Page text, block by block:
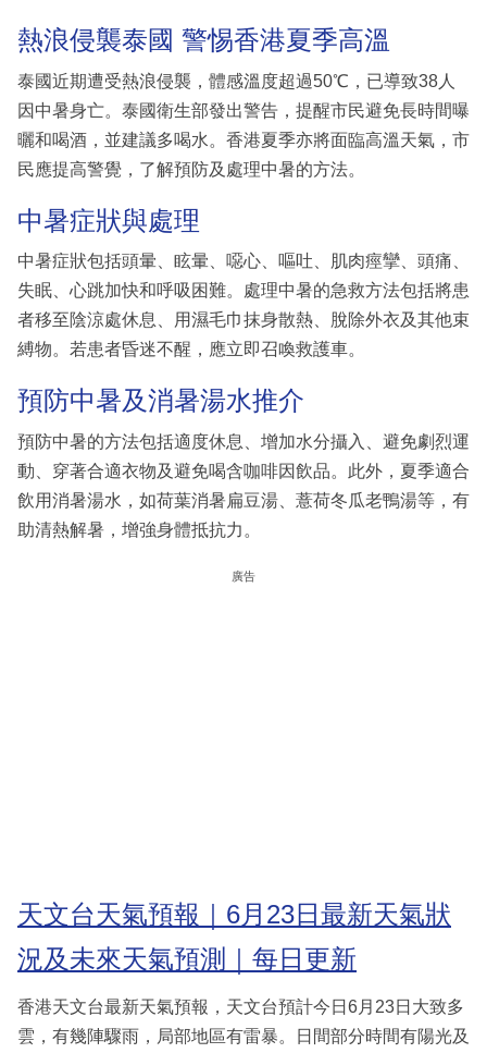
熱浪侵襲泰國 警惕香港夏季高溫
泰國近期遭受熱浪侵襲，體感溫度超過50℃，已導致38人
因中暑身亡。泰國衛生部發出警告，提醒市民避免長時間曝
曬和喝酒，並建議多喝水。香港夏季亦將面臨高溫天氣，市
民應提高警覺，了解預防及處理中暑的方法。
中暑症狀與處理
中暑症狀包括頭暈、眩暈、噁心、嘔吐、肌肉痙攣、頭痛、
失眠、心跳加快和呼吸困難。處理中暑的急救方法包括將患
者移至陰涼處休息、用濕毛巾抹身散熱、脫除外衣及其他束
縛物。若患者昏迷不醒，應立即召喚救護車。
預防中暑及消暑湯水推介
預防中暑的方法包括適度休息、增加水分攝入、避免劇烈運
動、穿著合適衣物及避免喝含咖啡因飲品。此外，夏季適合
飲用消暑湯水，如荷葉消暑扁豆湯、薏荷冬瓜老鴨湯等，有
助清熱解暑，增強身體抵抗力。
廣告
天文台天氣預報｜6月23日最新天氣狀
況及未來天氣預測｜每日更新
香港天文台最新天氣預報，天文台預計今日6月23日大致多
雲，有幾陣驟雨，局部地區有雷暴。日間部分時間有陽光及